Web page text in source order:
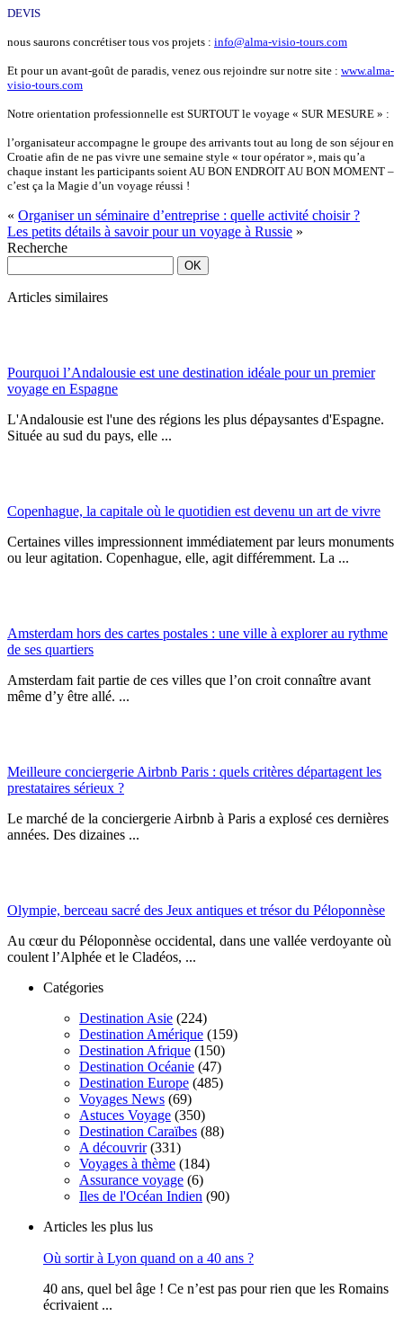
DEVIS
nous saurons concrétiser tous vos projets : info@alma-visio-tours.com
Et pour un avant-goût de paradis, venez ous rejoindre sur notre site : www.alma-
visio-tours.com
Notre orientation professionnelle est SURTOUT le voyage « SUR MESURE » :
l’organisateur accompagne le groupe des arrivants tout au long de son séjour en
Croatie afin de ne pas vivre une semaine style « tour opérator », mais qu’a
chaque instant les participants soient AU BON ENDROIT AU BON MOMENT –
c’est ça la Magie d’un voyage réussi !
« Organiser un séminaire d’entreprise : quelle activité choisir ?
Les petits détails à savoir pour un voyage à Russie »
Recherche
Articles similaires
Pourquoi l’Andalousie est une destination idéale pour un premier
voyage en Espagne
L'Andalousie est l'une des régions les plus dépaysantes d'Espagne.
Située au sud du pays, elle ...
Copenhague, la capitale où le quotidien est devenu un art de vivre
Certaines villes impressionnent immédiatement par leurs monuments
ou leur agitation. Copenhague, elle, agit différemment. La ...
Amsterdam hors des cartes postales : une ville à explorer au rythme
de ses quartiers
Amsterdam fait partie de ces villes que l’on croit connaître avant
même d’y être allé. ...
Meilleure conciergerie Airbnb Paris : quels critères départagent les
prestataires sérieux ?
Le marché de la conciergerie Airbnb à Paris a explosé ces dernières
années. Des dizaines ...
Olympie, berceau sacré des Jeux antiques et trésor du Péloponnèse
Au cœur du Péloponnèse occidental, dans une vallée verdoyante où
coulent l’Alphée et le Cladéos, ...
Catégories
Destination Asie (224)
Destination Amérique (159)
Destination Afrique (150)
Destination Océanie (47)
Destination Europe (485)
Voyages News (69)
Astuces Voyage (350)
Destination Caraïbes (88)
A découvrir(331)
Voyages à thème (184)
Assurance voyage (6)
Iles de l'Océan Indien (90)
Articles les plus lus
Où sortir à Lyon quand on a 40 ans ?
40 ans, quel bel âge ! Ce n’est pas pour rien que les Romains
écrivaient ...